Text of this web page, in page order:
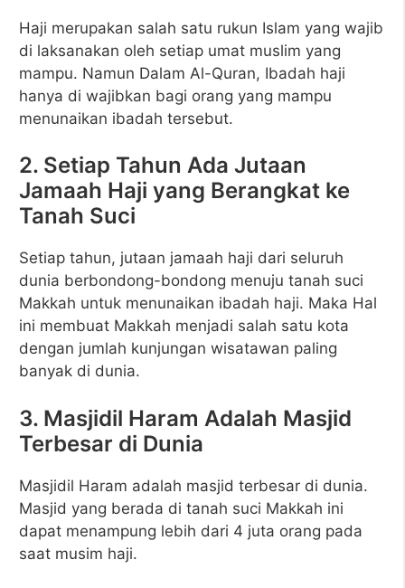
Haji merupakan salah satu rukun Islam yang wajib
di laksanakan oleh setiap umat muslim yang
mampu. Namun Dalam Al-Quran, Ibadah haji
hanya di wajibkan bagi orang yang mampu
menunaikan ibadah tersebut.
2. Setiap Tahun Ada Jutaan
Jamaah Haji yang Berangkat ke
Tanah Suci
Setiap tahun, jutaan jamaah haji dari seluruh
dunia berbondong-bondong menuju tanah suci
Makkah untuk menunaikan ibadah haji. Maka Hal
ini membuat Makkah menjadi salah satu kota
dengan jumlah kunjungan wisatawan paling
banyak di dunia.
3. Masjidil Haram Adalah Masjid
Terbesar di Dunia
Masjidil Haram adalah masjid terbesar di dunia.
Masjid yang berada di tanah suci Makkah ini
dapat menampung lebih dari 4 juta orang pada
saat musim haji.